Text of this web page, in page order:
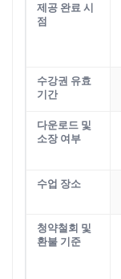
제공 완료 시
점
수강권 유효
기간
다운로드 및
소장 여부
수업 장소
청약철회 및
환불 기준